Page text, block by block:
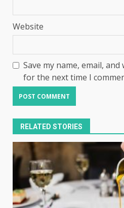
Website
Save my name, email,
for the next time I
RELATED STORIES